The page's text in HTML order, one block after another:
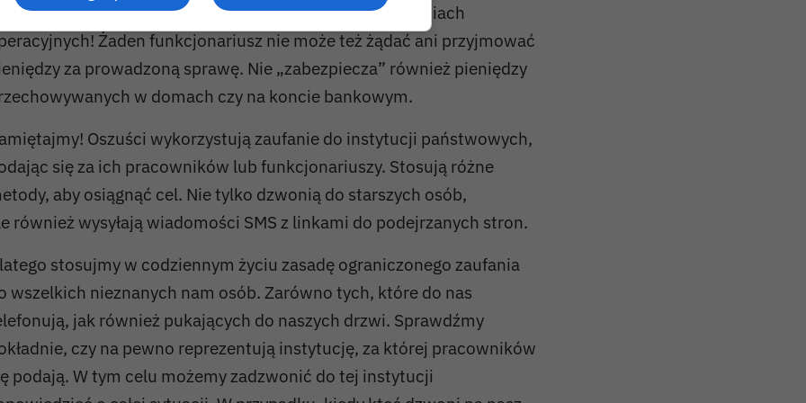
o zaciąganie kredytów w ramach pomocy w działaniach
Żaden funkcjonariusz nie może też żądać ani przyjmować
za prowadzoną sprawę. Nie „zabezpiecza” również pieniędzy
w domach czy na koncie bankowym.
Oszuści wykorzystują zaufanie do instytucji państwowych,
się za ich pracowników lub funkcjonariuszy. Stosują różne
aby osiągnąć cel. Nie tylko dzwonią do starszych osób,
również wysyłają wiadomości SMS z linkami do podejrzanych stron.
stosujmy w codziennym życiu zasadę ograniczonego zaufania
wszelkich nieznanych nam osób. Zarówno tych, które do nas
jak również pukających do naszych drzwi. Sprawdźmy
czy na pewno reprezentują instytucję, za której pracowników
podają. W tym celu możemy zadzwonić do tej instytucji